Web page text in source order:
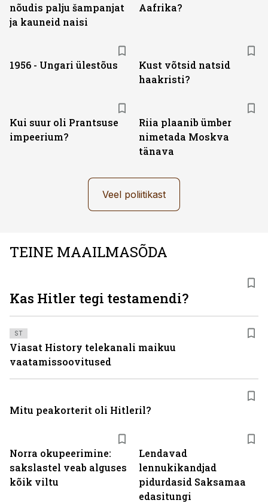
nõudis palju šampanjat
ja kauneid naisi
Aafrika?
1956 - Ungari ülestõus
Kust võtsid natsid
haakristi?
Kui suur oli Prantsuse
impeerium?
Riia plaanib ümber
nimetada Moskva
tänava
Veel poliitikast
TEINE MAAILMASÕDA
Norra okupeerimine:
sakslastel veab alguses
kõik viltu
Lendavad
lennukikandjad
pidurdasid Saksamaa
edasitungi
Kas Hitler tegi testamendi?
ST
Viasat History telekanali maikuu
vaatamissoovitused
Mitu peakorterit oli Hitleril?